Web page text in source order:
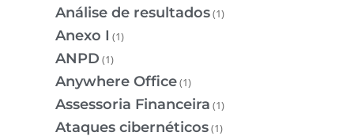
Análise de resultados(1)
Anexo I (1)
ANPD (1)
Anywhere Office(1)
Assessoria Financeira (1)
Ataques cibernéticos(1)